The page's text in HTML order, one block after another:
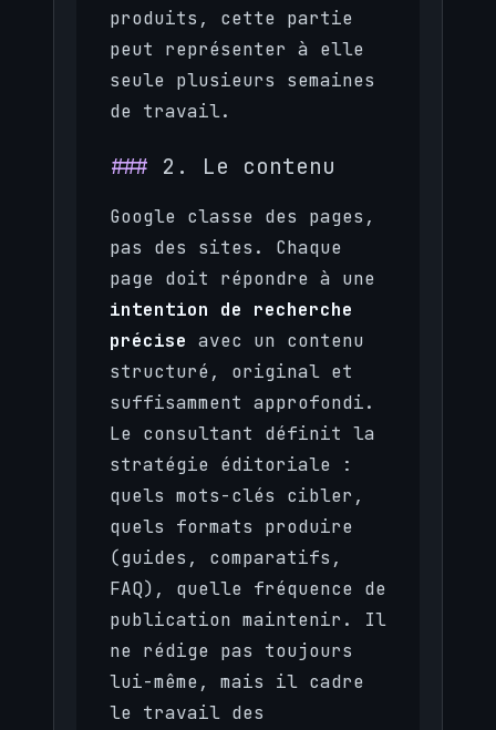
produits, cette partie
peut représenter à elle
seule plusieurs semaines
de travail.
2. Le contenu
Google classe des pages,
pas des sites. Chaque
page doit répondre à une
intention de recherche
précise avec un contenu
structuré, original et
suffisamment approfondi.
Le consultant définit la
stratégie éditoriale :
quels mots-clés cibler,
quels formats produire
(guides, comparatifs,
FAQ), quelle fréquence de
publication maintenir. Il
ne rédige pas toujours
lui-même, mais il cadre
le travail des